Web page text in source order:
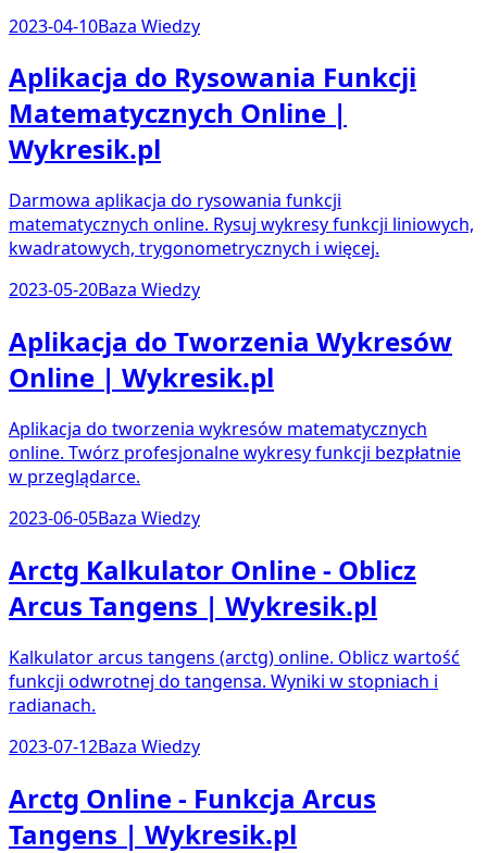
2023-04-10Baza Wiedzy
Aplikacja do Rysowania Funkcji
Matematycznych Online |
Wykresik.pl
Darmowa aplikacja do rysowania funkcji
matematycznych online. Rysuj wykresy funkcji liniowych,
kwadratowych, trygonometrycznych i więcej.
2023-05-20Baza Wiedzy
Aplikacja do Tworzenia Wykresów
Online | Wykresik.pl
Aplikacja do tworzenia wykresów matematycznych
online. Twórz profesjonalne wykresy funkcji bezpłatnie
w przeglądarce.
2023-06-05Baza Wiedzy
Arctg Kalkulator Online - Oblicz
Arcus Tangens | Wykresik.pl
Kalkulator arcus tangens (arctg) online. Oblicz wartość
funkcji odwrotnej do tangensa. Wyniki w stopniach i
radianach.
2023-07-12Baza Wiedzy
Arctg Online - Funkcja Arcus
Tangens | Wykresik.pl